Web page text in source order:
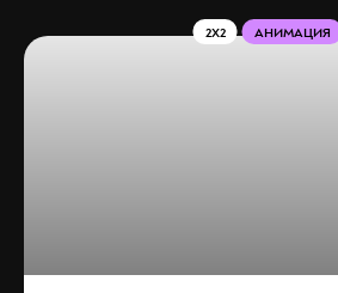
2X2 АНИМАЦИЯ